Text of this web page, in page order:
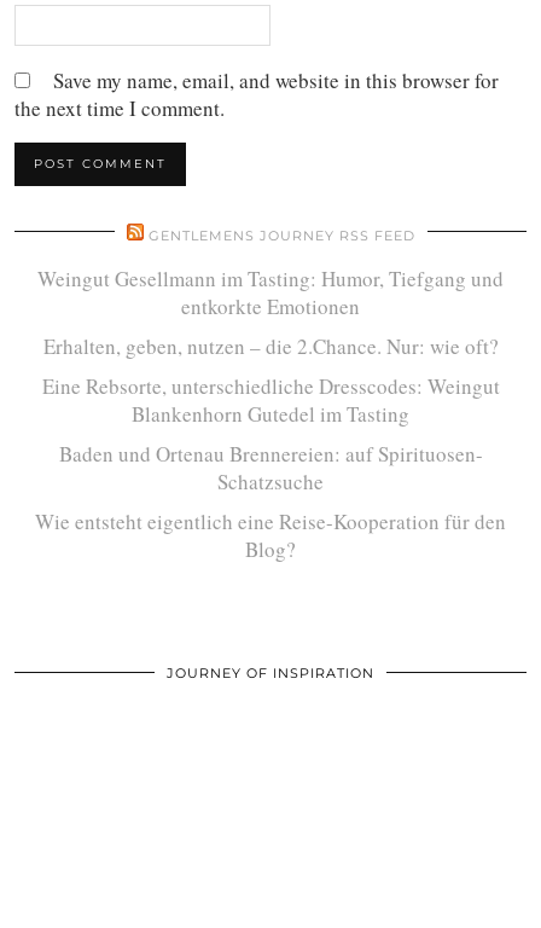
Save my name, email, and website in this browser for
the next time I comment.
GENTLEMENS JOURNEY RSS FEED
Weingut Gesellmann im Tasting: Humor, Tiefgang und
entkorkte Emotionen
Erhalten, geben, nutzen – die 2.Chance. Nur: wie oft?
Eine Rebsorte, unterschiedliche Dresscodes: Weingut
Blankenhorn Gutedel im Tasting
Baden und Ortenau Brennereien: auf Spirituosen-
Schatzsuche
Wie entsteht eigentlich eine Reise-Kooperation für den
Blog?
JOURNEY OF INSPIRATION